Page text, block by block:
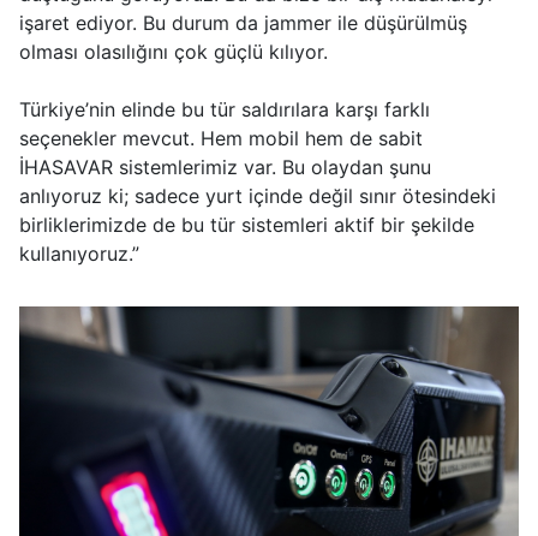
işaret ediyor. Bu durum da jammer ile düşürülmüş
olması olasılığını çok güçlü kılıyor.
Türkiye’nin elinde bu tür saldırılara karşı farklı
seçenekler mevcut. Hem mobil hem de sabit
İHASAVAR sistemlerimiz var. Bu olaydan şunu
anlıyoruz ki; sadece yurt içinde değil sınır ötesindeki
birliklerimizde de bu tür sistemleri aktif bir şekilde
kullanıyoruz.”